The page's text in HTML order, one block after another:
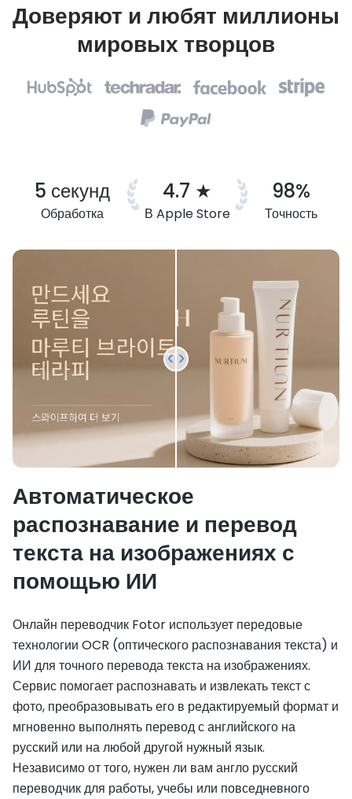
Доверяют и любят миллионы
мировых творцов
5 секунд
Обработка
4.7 ★
В Apple Store
98%
Точность
Автоматическое
распознавание и перевод
текста на изображениях с
помощью ИИ
Онлайн переводчик Fotor использует передовые
технологии OCR (оптического распознавания текста) и
ИИ для точного перевода текста на изображениях.
Сервис помогает распознавать и извлекать текст с
фото, преобразовывать его в редактируемый формат и
мгновенно выполнять перевод с английского на
русский или на любой другой нужный язык.
Независимо от того, нужен ли вам англо русский
переводчик для работы, учебы или повседневного